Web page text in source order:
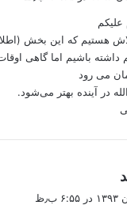
علیکم
هستیم که این بخش
داشته باشیم اما گاهی
می رود
در آینده بهتر می‌شود.